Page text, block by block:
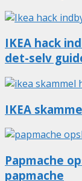
IKEA hack
det-selv
IKEA
Papmache
papmache